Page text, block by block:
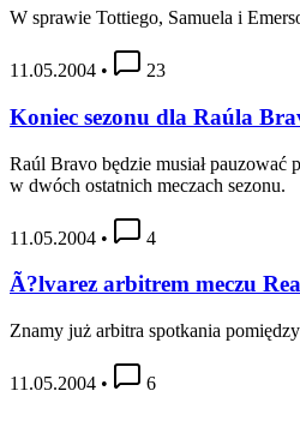
W sprawie Tottiego, Samuela i
11.05.2004 • 23
Koniec sezonu dla Raúla
Raúl Bravo będzie musiał pauzować
w dwóch ostatnich meczach sezonu.
11.05.2004 • 4
Ã?lvarez arbitrem meczu
Znamy już arbitra spotkania
11.05.2004 • 6